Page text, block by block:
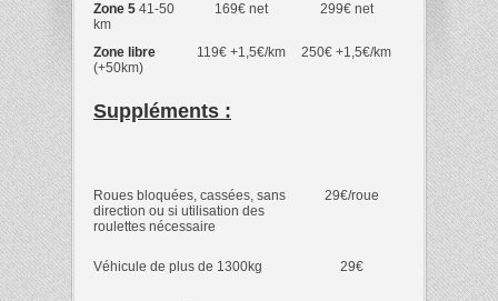
Zone 5 41-50
km
169€ net 299€ net
Zone libre
(+50km)
119€ +1,5€/km 250€ +1,5€/km
Suppléments :
Roues bloquées, cassées, sans
direction ou si utilisation des
roulettes nécessaire
29€/roue
Véhicule de plus de 1300kg 29€